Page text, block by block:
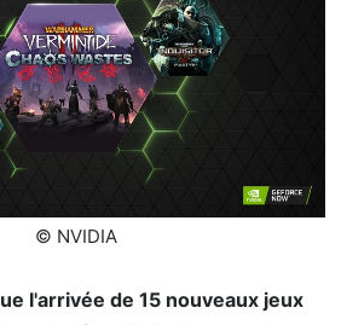
© NVIDIA
l'arrivée de 15 nouveaux jeux